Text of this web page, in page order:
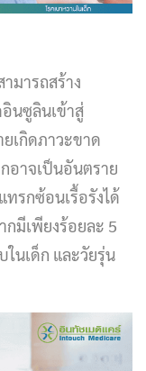
มารถสร้าง
นซูลินเข้าสู่
ยเกิดภาวะขาด
อาจเป็นอันตราย
รกซ้อนเรื้อรังได้
มีเพียงร้อยละ 5
นเด็ก และวัยรุ่น